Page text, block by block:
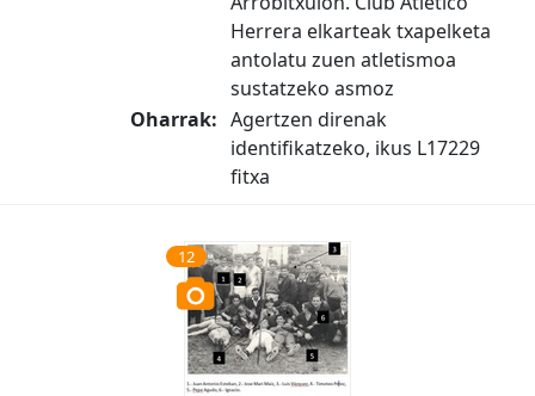
Herrera elkarteak txapelketa
antolatu zuen atletismoa
sustatzeko asmoz
Oharrak: Agertzen direnak
identifikatzeko, ikus L17229
fitxa
12